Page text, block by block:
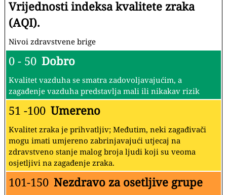
Vrijednosti indeksa kvalitete zraka
(AQI).
Nivoi zdravstvene brige
0 - 50 Dobro
Kvalitet vazduha se smatra zadovoljavajućim, a
zagađenje vazduha predstavlja mali ili nikakav rizik
51 -100 Umereno
Kvalitet zraka je prihvatljiv; Međutim, neki zagađivači
mogu imati umjereno zabrinjavajući utjecaj na
zdravstveno stanje malog broja ljudi koji su veoma
osjetljivi na zagađenje zraka.
101-150 Nezdravo za osetljive grupe